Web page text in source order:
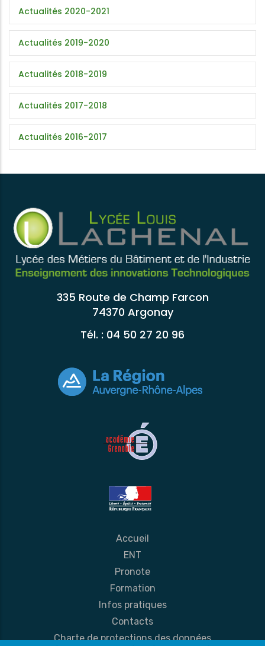
Actualités 2020-2021
Actualités 2019-2020
Actualités 2018-2019
Actualités 2017-2018
Actualités 2016-2017
335 Route de Champ Farcon
74370 Argonay
Tél. : 04 50 27 20 96
Accueil
ENT
Pronote
Formation
Infos pratiques
Contacts
Charte de protections des données